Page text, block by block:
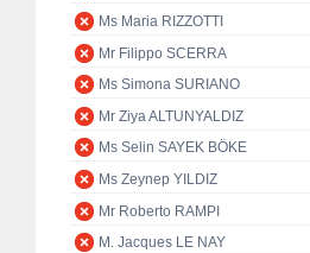
Ms Maria RIZZOTTI
Mr Filippo SCERRA
Ms Simona SURIANO
Mr Ziya ALTUNYALDIZ
Ms Selin SAYEK BÖKE
Ms Zeynep YILDIZ
Mr Roberto RAMPI
M. Jacques LE NAY